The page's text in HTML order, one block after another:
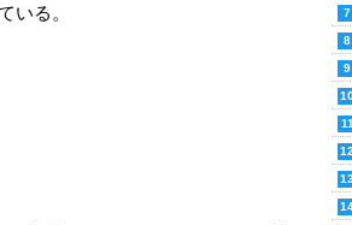
いる。